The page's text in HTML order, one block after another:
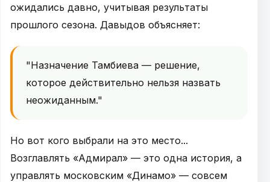
ожидались давно, учитывая результаты
прошлого сезона. Давыдов объясняет:
"Назначение Тамбиева — решение,
которое действительно нельзя назвать
неожиданным."
Но вот кого выбрали на это место...
Возглавлять «Адмирал» — это одна история, а
управлять московским «Динамо» — совсем